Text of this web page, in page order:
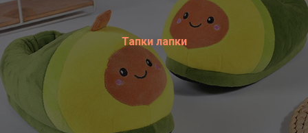
Тапки лапки